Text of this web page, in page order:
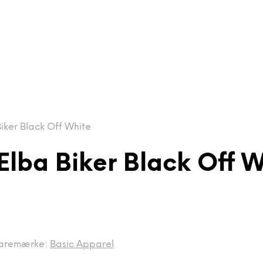
Black Off White
Biker Black Off
Basic Apparel